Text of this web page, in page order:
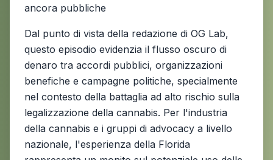
ancora pubbliche
Dal punto di vista della redazione di OG Lab,
questo episodio evidenzia il flusso oscuro di
denaro tra accordi pubblici, organizzazioni
benefiche e campagne politiche, specialmente
nel contesto della battaglia ad alto rischio sulla
legalizzazione della cannabis. Per l'industria
della cannabis e i gruppi di advocacy a livello
nazionale, l'esperienza della Florida